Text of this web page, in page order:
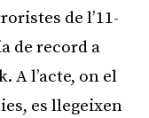
de l’11-
de record a
A l’acte, on el
es llegeixen